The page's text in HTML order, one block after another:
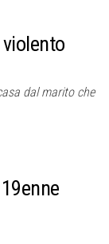
dal marito che